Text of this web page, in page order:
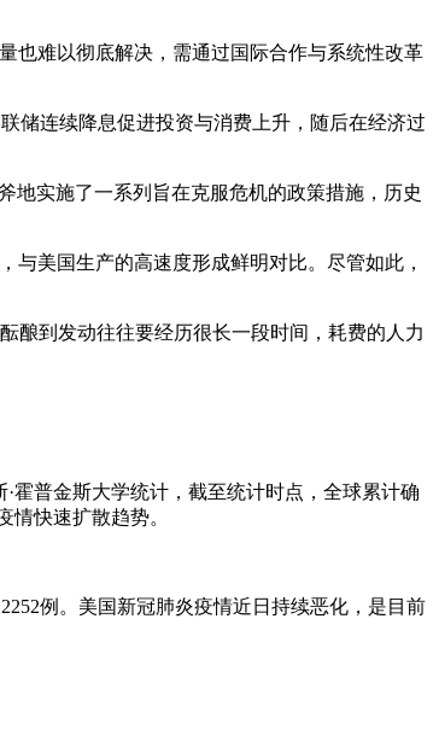
也难以彻底解决，需通过国际合作与系统性改革
储连续降息促进投资与消费上升，随后在经济过
地实施了一系列旨在克服危机的政策措施，历史
与美国生产的高速度形成鲜明对比。尽管如此，
酿到发动往往要经历很长一段时间，耗费的人力
霍普金斯大学统计，截至统计时点，全球累计确
情快速扩散趋势。
例。美国新冠肺炎疫情近日持续恶化，是目前